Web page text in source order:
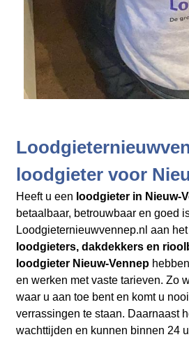
loodgieter voor
Heeft u een loodgieter in Nieuw-
betaalbaar, betrouwbaar en goed
Loodgieternieuwvennep.nl aan
loodgieters, dakdekkers en
loodgieter Nieuw-Vennep
en werken met vaste tarieven. Zo
waar u aan toe bent en komt u
verrassingen te staan. Daarnaast
wachttijden en kunnen binnen 24